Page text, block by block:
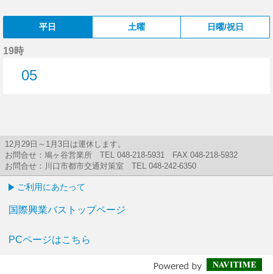
平日 土曜 日曜/祝日
19時
05
12月29日～1月3日は運休します。
お問合せ：鳩ヶ谷営業所 TEL 048-218-5931 FAX 048-218-5932
お問合せ：川口市都市交通対策室 TEL 048-242-6350
ご利用にあたって
国際興業バストップページ
PCページはこちら